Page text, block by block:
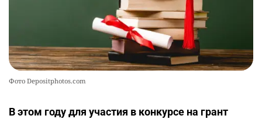
Фото Depositphotos.com
В этом году для участия в конкурсе на грант